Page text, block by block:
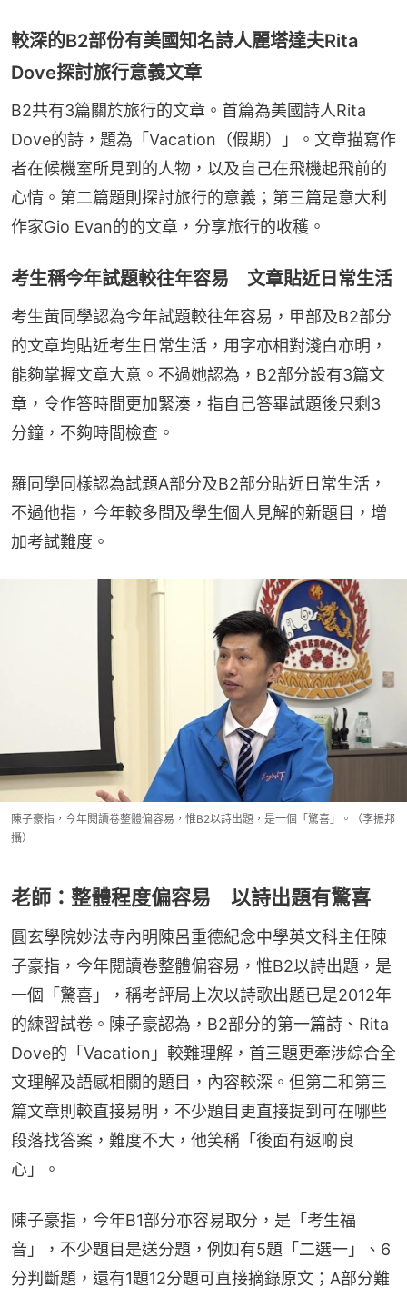
較深的B2部份有美國知名詩人麗塔達夫Rita
Dove探討旅行意義文章
B2共有3篇關於旅行的文章。首篇為美國詩人Rita
Dove的詩，題為「Vacation（假期）」。文章描寫作
者在候機室所見到的人物，以及自己在飛機起飛前的
心情。第二篇題則探討旅行的意義；第三篇是意大利
作家Gio Evan的的文章，分享旅行的收穫。
考生稱今年試題較往年容易 文章貼近日常生活
考生黃同學認為今年試題較往年容易，甲部及B2部分
的文章均貼近考生日常生活，用字亦相對淺白亦明，
能夠掌握文章大意。不過她認為，B2部分設有3篇文
章，令作答時間更加緊湊，指自己答畢試題後只剩3
分鐘，不夠時間檢查。
羅同學同樣認為試題A部分及B2部分貼近日常生活，
不過他指，今年較多問及學生個人見解的新題目，增
加考試難度。
陳子豪指，今年閱讀卷整體偏容易，惟B2以詩出題，是一個「驚喜」。（李振邦
攝）
老師：整體程度偏容易 以詩出題有驚喜
圓玄學院妙法寺內明陳呂重德紀念中學英文科主任陳
子豪指，今年閱讀卷整體偏容易，惟B2以詩出題，是
一個「驚喜」，稱考評局上次以詩歌出題已是2012年
的練習試卷。陳子豪認為，B2部分的第一篇詩、Rita
Dove的「Vacation」較難理解，首三題更牽涉綜合全
文理解及語感相關的題目，內容較深。但第二和第三
篇文章則較直接易明，不少題目更直接提到可在哪些
段落找答案，難度不大，他笑稱「後面有返啲良
心」。
陳子豪指，今年B1部分亦容易取分，是「考生福
音」，不少題目是送分題，例如有5題「二選一」、6
分判斷題，還有1題12分題可直接摘錄原文；A部分難